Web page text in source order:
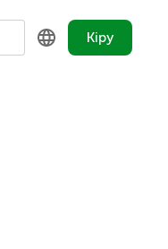
Кіру